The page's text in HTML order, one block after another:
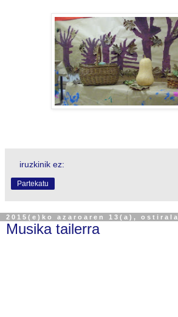
iruzkinik ez:
Partekatu
2015(e)ko azaroaren 13(a), ostirala
Musika tailerra